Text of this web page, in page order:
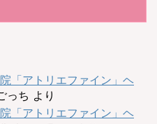
「アトリエファイン」ヘ
っち より
「アトリエファイン」ヘ